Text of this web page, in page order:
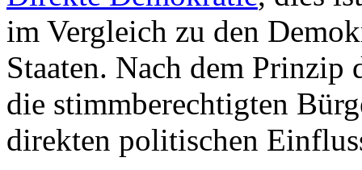
im Vergleich zu den
Staaten. Nach dem
die stimmberechtigten
direkten politischen